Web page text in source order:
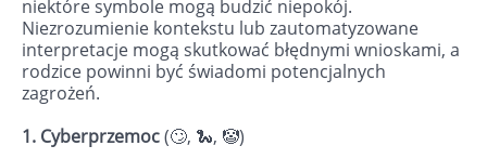
niektóre symbole mogą budzić niepokój.
Niezrozumienie kontekstu lub zautomatyzowane
interpretacje mogą skutkować błędnymi wnioskami, a
rodzice powinni być świadomi potencjalnych
zagrożeń.
1. Cyberprzemoc(🙄, 🐍, 🤡)